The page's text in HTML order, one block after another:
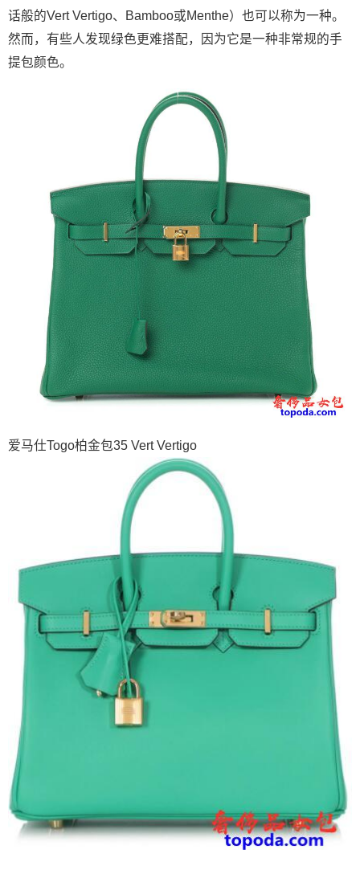
话般的Vert Vertigo、Bamboo或Menthe）也可以称为一种。
然而，有些人发现绿色更难搭配，因为它是一种非常规的手
提包颜色。
爱马仕Togo柏金包35 Vert Vertigo